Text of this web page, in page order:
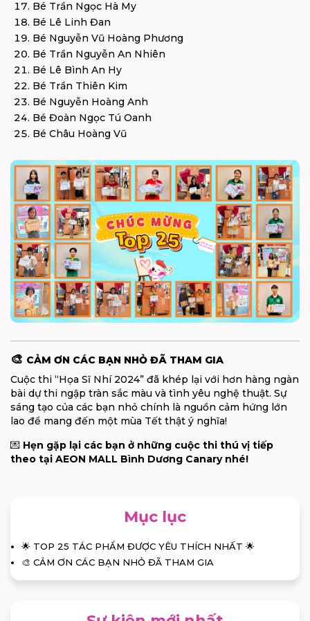
Bé Trần Ngọc Hà My
Bé Lê Linh Đan
Bé Nguyễn Vũ Hoàng Phương
Bé Trần Nguyễn An Nhiên
Bé Lê Bình An Hy
Bé Trần Thiên Kim
Bé Nguyễn Hoàng Anh
Bé Đoàn Ngọc Tú Oanh
Bé Châu Hoàng Vũ
🎨 CẢM ƠN CÁC BẠN NHỎ ĐÃ THAM GIA
Cuộc thi “Họa Sĩ Nhí 2024” đã khép lại với hơn hàng ngàn
bài dự thi ngập tràn sắc màu và tình yêu nghệ thuật. Sự
sáng tạo của các bạn nhỏ chính là nguồn cảm hứng lớn
lao để mang đến một mùa Tết thật ý nghĩa!
💌 Hẹn gặp lại các bạn ở những cuộc thi thú vị tiếp
theo tại AEON MALL Bình Dương Canary nhé!
Mục lục
🌟 TOP 25 TÁC PHẨM ĐƯỢC YÊU THÍCH NHẤT 🌟
🎨 CẢM ƠN CÁC BẠN NHỎ ĐÃ THAM GIA